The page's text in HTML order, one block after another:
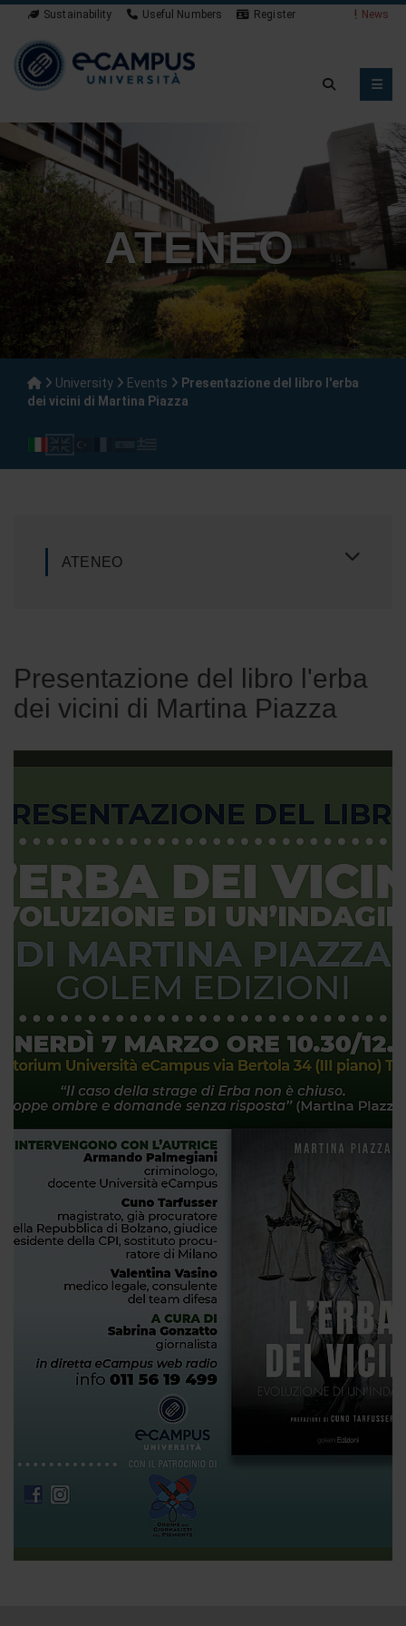
Sustainability Useful Numbers Register News
ATENEO
University Events
Presentazione del libro l'erba
dei vicini di Martina Piazza
ATENEO
Presentazione del libro l'erba
dei vicini di Martina Piazza